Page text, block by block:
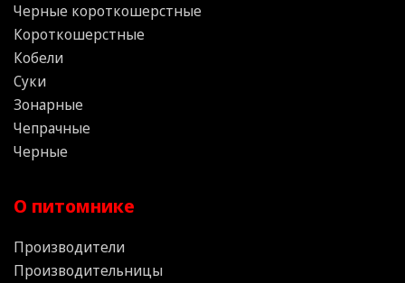
Черные короткошерстные
Короткошерстные
Кобели
Суки
Зонарные
Чепрачные
Черные
О питомнике
Производители
Производительницы